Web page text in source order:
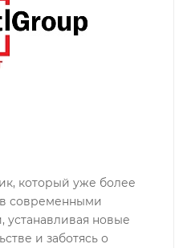
который уже более
современными
новые
и заботясь о